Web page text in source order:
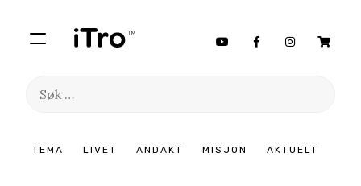
TEMA LIVET ANDAKT MISJON AKTUELT
Søk